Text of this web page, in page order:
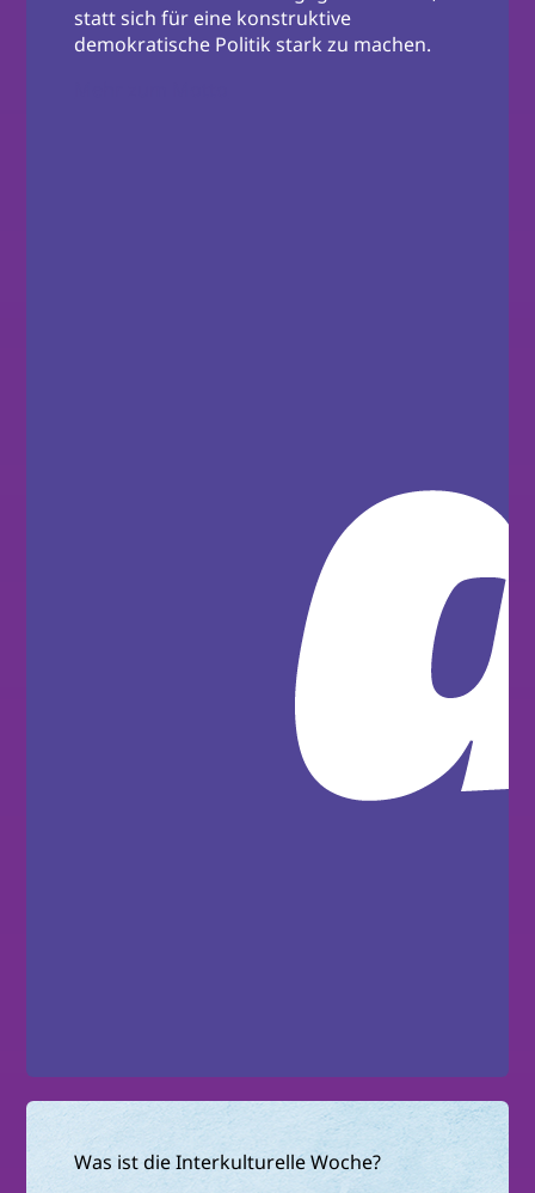
statt sich für eine konstruktive
demokratische Politik stark zu machen.
Was ist die Interkulturelle Woche?